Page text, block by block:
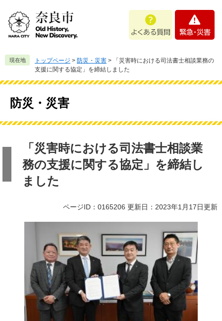
頭
で
飛
ば
へ
あ
問
・
現在地 トップページ > 防災・災害 >
「災害時における司法書士相談業務の
支援に関する協定」を締結しました
防災・災害
文
「災害時における司法書士相談業
務の支援に関する協定」を締結し
ました
ページID：0165206 更新日：2023年1月17日更新